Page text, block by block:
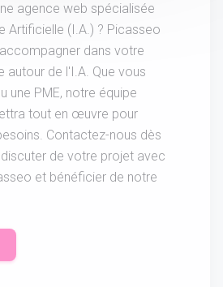
agence web spécialisée
Artificielle (I.A.) ? Picasseo
dans votre
autour de l'I.A. Que vous
une PME, notre équipe
tout en œuvre pour
Contactez-nous dès
de votre projet avec
et bénéficier de notre